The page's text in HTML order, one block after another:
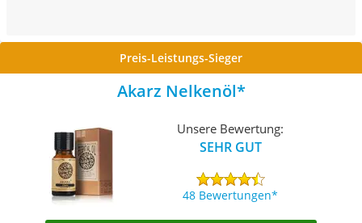
Preis-Leistungs-Sieger
Akarz Nelkenöl
Unsere Bewertung:
SEHR GUT
48 Bewertungen